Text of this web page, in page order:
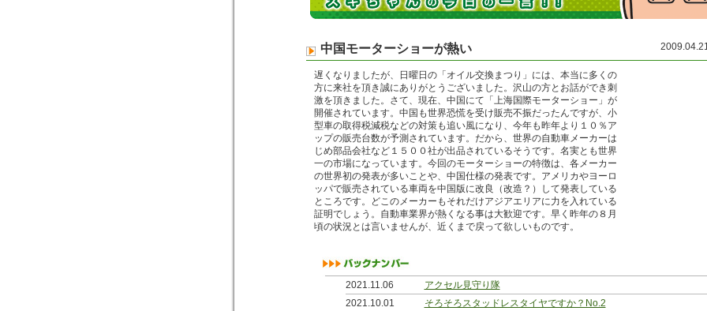
中国モーターショーが熱い
遅くなりましたが、日曜日の「オイル交換まつり」には、本当に多くの
方に来社を頂き誠にありがとうございました。沢山の方とお話ができ刺
激を頂きました。さて、現在、中国にて「上海国際モーターショー」が
開催されています。中国も世界恐慌を受け販売不振だったんですが、小
型車の取得税減税などの対策も追い風になり、今年も昨年より１０％ア
ップの販売台数が予測されています。だから、世界の自動車メーカーは
じめ部品会社など１５００社が出品されているそうです。名実とも世界
一の市場になっています。今回のモーターショーの特徴は、各メーカー
の世界初の発表が多いことや、中国仕様の発表です。アメリカやヨーロ
ッパで販売されている車両を中国版に改良（改造？）して発表している
ところです。どこのメーカーもそれだけアジアエリアに力を入れている
証明でしょう。自動車業界が熱くなる事は大歓迎です。早く昨年の８月
頃の状況とは言いませんが、近くまで戻って欲しいものです。
2021.11.06
アクセル見守り隊
2021.10.01
そろそろスタッドレスタイヤですか？No.2